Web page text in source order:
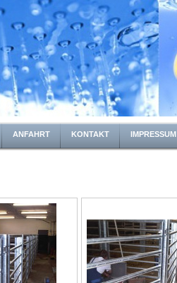
ANFAHRT KONTAKT IMPRESSUM